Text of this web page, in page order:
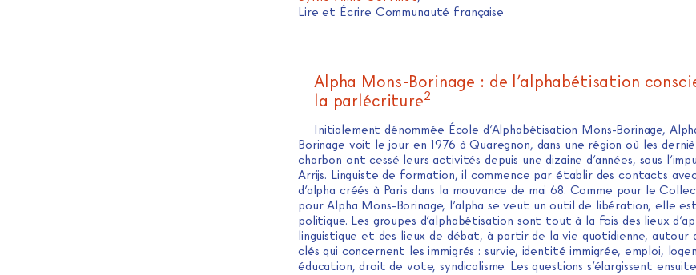
Lire et Écrire Communauté française
Alpha Mons-Borinage : de l’alphabétisation
la parlécriture2
Initialement dénommée École d’Alphabétisation Mons-Borinage,
Borinage voit le jour en 1976 à Quaregnon, dans une région où les
charbon ont cessé leurs activités depuis une dizaine d’années, sous
Arrijs. Linguiste de formation, il commence par établir des contacts
d’alpha créés à Paris dans la mouvance de mai 68. Comme pour le
pour Alpha Mons-Borinage, l’alpha se veut un outil de libération, elle
politique. Les groupes d’alphabétisation sont tout à la fois des lieux
linguistique et des lieux de débat, à partir de la vie quotidienne, autour
clés qui concernent les immigrés : survie, identité immigrée, emploi,
éducation, droit de vote, syndicalisme. Les questions s’élargissent